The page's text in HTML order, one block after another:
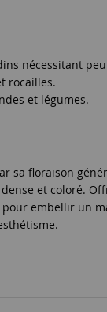
nécessitant
rocailles.
et légumes.
sa floraison
et coloré.
embellir un